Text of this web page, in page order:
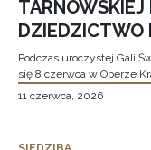
TARNOWSKIEJ
DZIEDZICTWO
Podczas uroczystej Gali
się 8 czerwca w Operze
11 czerwca, 2026